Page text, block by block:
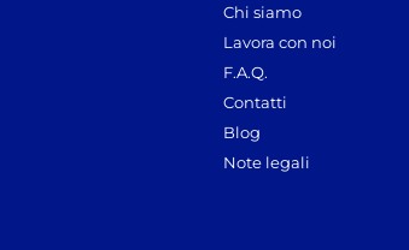
Chi siamo
Lavora con noi
F.A.Q.
Contatti
Blog
Note legali